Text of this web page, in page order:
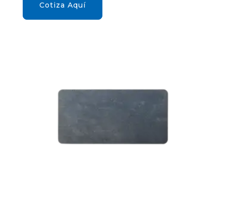
Cotiza Aquí